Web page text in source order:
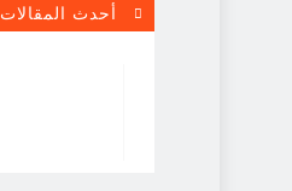
أحدث المقالات